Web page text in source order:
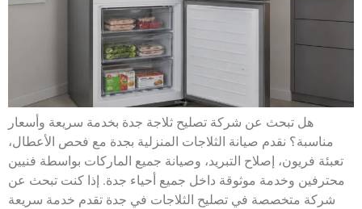
هل تبحث عن شركة تصليح ثلاجة جدة بخدمة سريعة وأسعار
مناسبة؟ نقدم صيانة الثلاجات المنزلية بجدة مع فحص الأعطال،
تعبئة فريون، إصلاح التبريد، وصيانة جميع الماركات بواسطة فنيين
محترفين وخدمة موثوقة داخل جميع أحياء جدة. إذا كنت تبحث عن
شركة متخصصة في تصليح الثلاجات في جدة تقدم خدمة سريعة